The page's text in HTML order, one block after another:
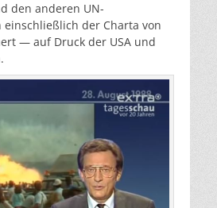
den anderen UN-
einschließlich der Charta von
— auf Druck der USA und